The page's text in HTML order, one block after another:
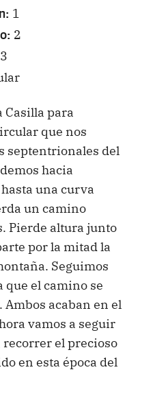
1
2
3
Casilla para
que nos
septentrionales del
hacia
una curva
un camino
Pierde altura junto
por la mitad la
Seguimos
que el camino se
acaban en el
vamos a seguir
el precioso
en esta época del